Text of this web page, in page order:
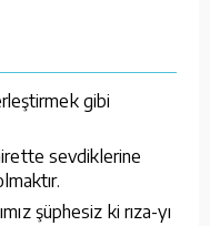
gibi
sevdiklerine
şüphesiz ki rıza-yı